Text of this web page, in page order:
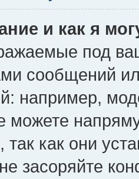
и как я
под
сообщений
например,
так как они
засоряйте